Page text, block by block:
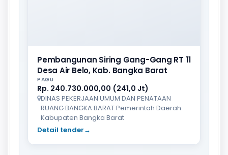
Pembangunan Siring Gang-Gang RT 11
Desa Air Belo, Kab. Bangka Barat
PAGU
Rp. 240.730.000,00 (241,0 Jt)
DINAS PEKERJAAN UMUM DAN PENATAAN
RUANG BANGKA BARAT Pemerintah Daerah
Kabupaten Bangka Barat
Detail tender→